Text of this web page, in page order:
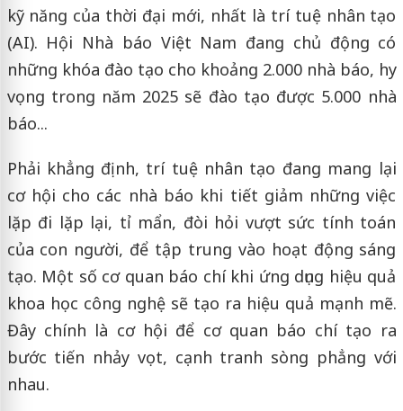
kỹ năng của thời đại mới, nhất là trí tuệ nhân tạo
(AI). Hội Nhà báo Việt Nam đang chủ động có
những khóa đào tạo cho khoảng 2.000 nhà báo, hy
vọng trong năm 2025 sẽ đào tạo được 5.000 nhà
báo...
Phải khẳng định, trí tuệ nhân tạo đang mang lại
cơ hội cho các nhà báo khi tiết giảm những việc
lặp đi lặp lại, tỉ mẩn, đòi hỏi vượt sức tính toán
của con người, để tập trung vào hoạt động sáng
tạo. Một số cơ quan báo chí khi ứng dụng hiệu quả
khoa học công nghệ sẽ tạo ra hiệu quả mạnh mẽ.
Đây chính là cơ hội để cơ quan báo chí tạo ra
bước tiến nhảy vọt, cạnh tranh sòng phẳng với
nhau.